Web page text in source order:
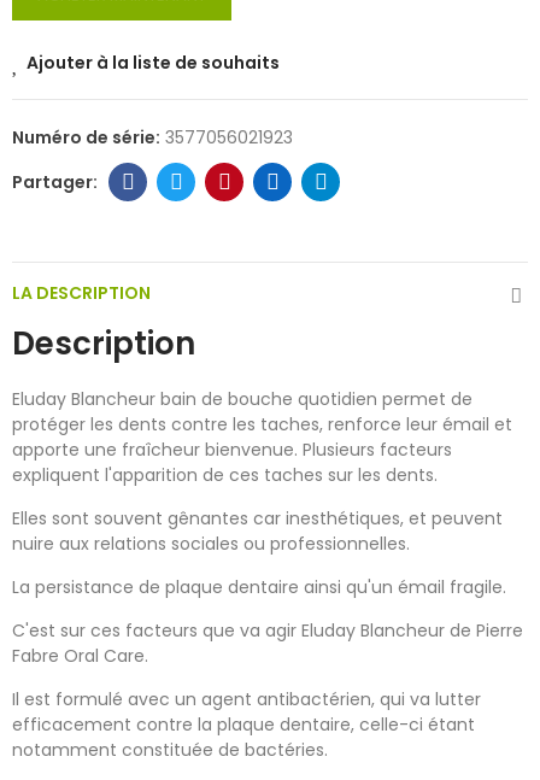
Ajouter à la liste de souhaits
Numéro de série: 3577056021923
LA DESCRIPTION
Description
Eluday Blancheur bain de bouche quotidien permet de
protéger les dents contre les taches, renforce leur émail et
apporte une fraîcheur bienvenue. Plusieurs facteurs
expliquent l'apparition de ces taches sur les dents.
Elles sont souvent gênantes car inesthétiques, et peuvent
nuire aux relations sociales ou professionnelles.
La persistance de plaque dentaire ainsi qu'un émail fragile.
C'est sur ces facteurs que va agir Eluday Blancheur de Pierre
Fabre Oral Care.
Il est formulé avec un agent antibactérien, qui va lutter
efficacement contre la plaque dentaire, celle-ci étant
notamment constituée de bactéries.